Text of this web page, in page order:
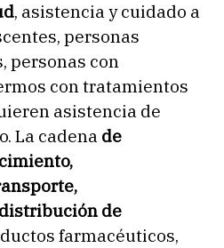
, asistencia y cuidado a
personas
personas con
con tratamientos
asistencia de
La cadena de
de
farmacéuticos,